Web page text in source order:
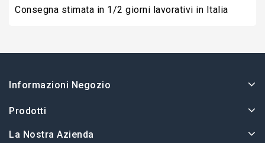
Consegna stimata in 1/2 giorni lavorativi in Italia
Informazioni Negozio
Prodotti
La Nostra Azienda